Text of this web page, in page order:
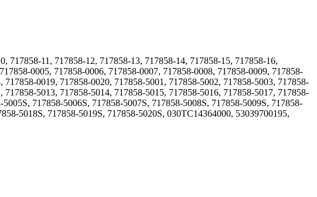
717858-11, 717858-12, 717858-13, 717858-14, 717858-15, 717858-16,
0005, 717858-0006, 717858-0007, 717858-0008, 717858-0009, 717858-
0019, 717858-0020, 717858-5001, 717858-5002, 717858-5003, 717858-
5013, 717858-5014, 717858-5015, 717858-5016, 717858-5017, 717858-
717858-5006S, 717858-5007S, 717858-5008S, 717858-5009S, 717858-
5018S, 717858-5019S, 717858-5020S, 030TC14364000, 53039700195,